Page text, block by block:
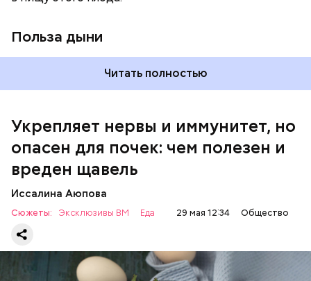
Польза дыни
Читать полностью
Укрепляет нервы и иммунитет, но
опасен для почек: чем полезен и
вреден щавель
Иссалина Аюпова
Сюжеты: Эксклюзивы ВМ Еда 29 мая 12:34 Общество
— Если человек уже болеет мочекаменной
болезнью, щавель ему не рекомендуется. При
артрите, гастрите, холецистите, синдроме
раздраженного кишечника, язвах и панкреатите
продукт тоже лучше исключить из рациона, —
предупредила врач. — Он может привести к
повышению кислотности желудка и раздражать
слизистые оболочки.